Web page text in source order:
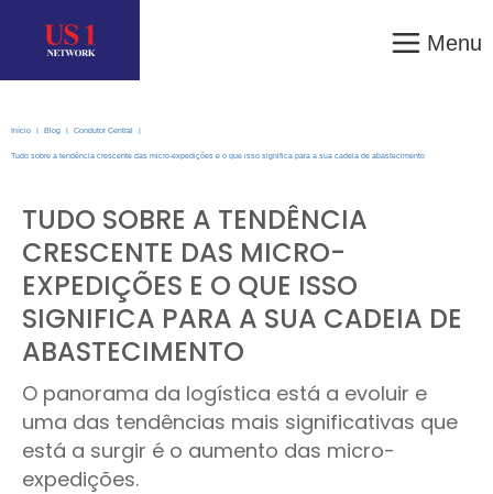
Menu
Início Blog Condutor Central
Tudo sobre a tendência crescente das micro-expedições e o que isso significa para a sua cadeia de abastecimento
TUDO SOBRE A TENDÊNCIA
CRESCENTE DAS MICRO-
EXPEDIÇÕES E O QUE ISSO
SIGNIFICA PARA A SUA CADEIA DE
ABASTECIMENTO
O panorama da logística está a evoluir e
uma das tendências mais significativas que
está a surgir é o aumento das micro-
expedições.